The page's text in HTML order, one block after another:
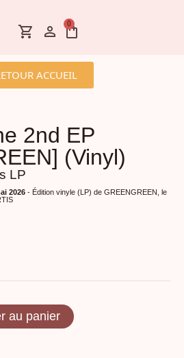
0
ACCUEIL
2nd EP
(Vinyl)
LP
2026 - Édition vinyle (LP) de GREENGREEN, le
au panier